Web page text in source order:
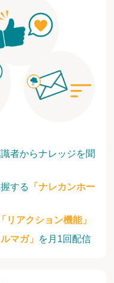
者からナレッジを聞
する
「ナレカンホー
「リアクション機能」
マガ」 を月1回配信